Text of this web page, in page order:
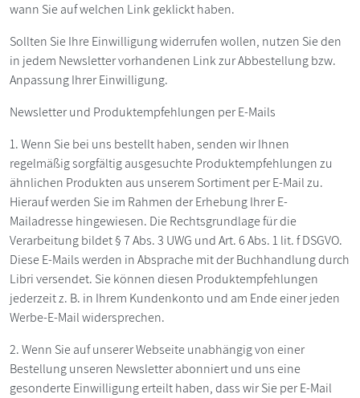
wann Sie auf welchen Link geklickt haben.
Sollten Sie Ihre Einwilligung widerrufen wollen, nutzen Sie den
in jedem Newsletter vorhandenen Link zur Abbestellung bzw.
Anpassung Ihrer Einwilligung.
Newsletter und Produktempfehlungen per E-Mails
1. Wenn Sie bei uns bestellt haben, senden wir Ihnen
regelmäßig sorgfältig ausgesuchte Produktempfehlungen zu
ähnlichen Produkten aus unserem Sortiment per E-Mail zu.
Hierauf werden Sie im Rahmen der Erhebung Ihrer E-
Mailadresse hingewiesen. Die Rechtsgrundlage für die
Verarbeitung bildet § 7 Abs. 3 UWG und Art. 6 Abs. 1 lit. f DSGVO.
Diese E-Mails werden in Absprache mit der Buchhandlung durch
Libri versendet. Sie können diesen Produktempfehlungen
jederzeit z. B. in Ihrem Kundenkonto und am Ende einer jeden
Werbe-E-Mail widersprechen.
2. Wenn Sie auf unserer Webseite unabhängig von einer
Bestellung unseren Newsletter abonniert und uns eine
gesonderte Einwilligung erteilt haben, dass wir Sie per E-Mail